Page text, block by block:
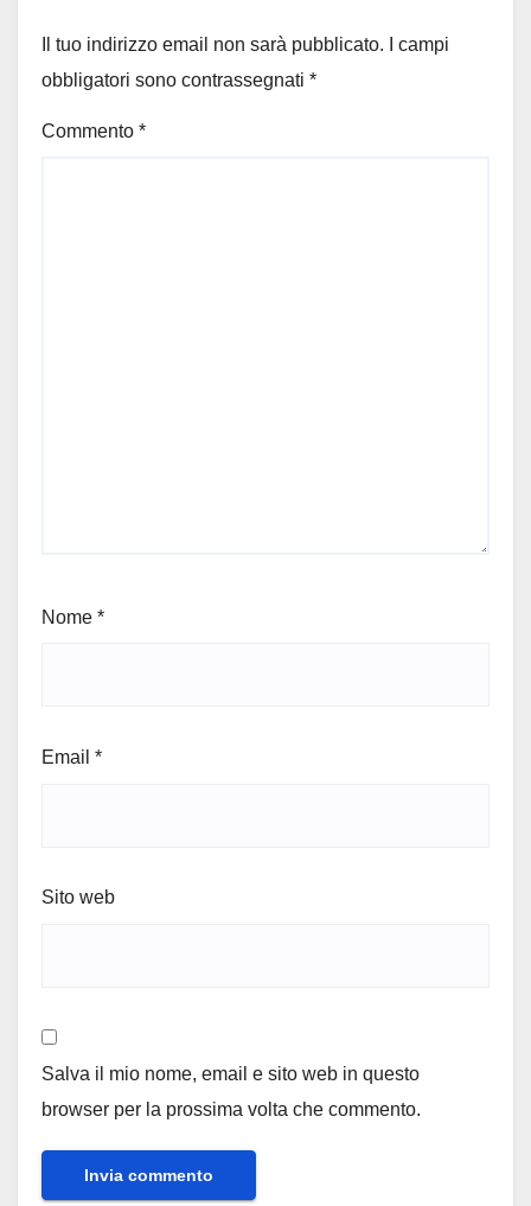
Il tuo indirizzo email non sarà pubblicato.
I campi
obbligatori sono contrassegnati *
Commento *
Nome *
Email *
Sito web
Salva il mio nome, email e sito web in questo
browser per la prossima volta che commento.